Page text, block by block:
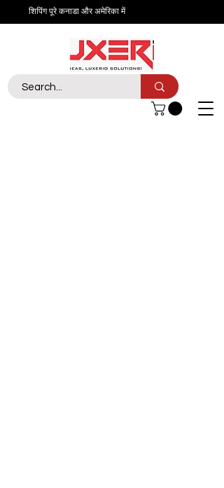
शिपिंग पूरे कनाडा और अमेरिका में